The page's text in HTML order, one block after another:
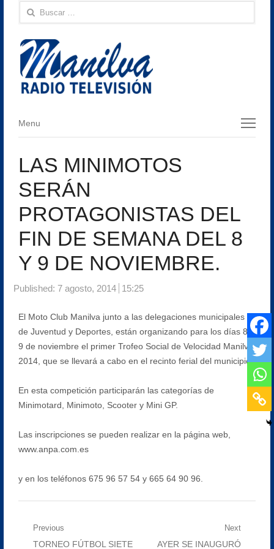
Buscar:
Menu
Menu
LAS MINIMOTOS
SERÁN
PROTAGONISTAS DEL
FIN DE SEMANA DEL 8
Y 9 DE NOVIEMBRE.
Published: 7 agosto, 2014 15:25
El Moto Club Manilva junto a las delegaciones municipales
de Juventud y Deportes, están organizando para los días 8 y
9 de noviembre el primer Trofeo Social de Velocidad Manilva
2014, que se llevará a cabo en el recinto ferial del municipio.
En esta competición participarán las categorías de
Minimotard, Minimoto, Scooter y Mini GP.
Las inscripciones se pueden realizar en la página web,
www.anpa.com.es
y en los teléfonos 675 96 57 54 y 665 64 90 96.
Navegación
Previous
Previous
TORNEO FÚTBOL SIETE
Next
Next
AYER SE INAUGURÓ